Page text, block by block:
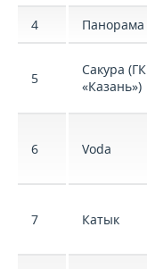
4 Панорама
5
Сакура (ГК
«Казань»)
6 Voda
7 Катык